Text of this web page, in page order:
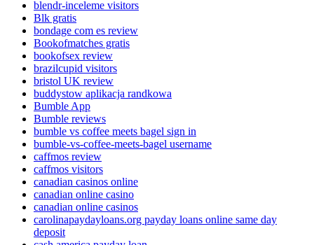
blendr-inceleme visitors
Blk gratis
bondage com es review
Bookofmatches gratis
bookofsex review
brazilcupid visitors
bristol UK review
buddystow aplikacja randkowa
Bumble App
Bumble reviews
bumble vs coffee meets bagel sign in
bumble-vs-coffee-meets-bagel username
caffmos review
caffmos visitors
canadian casinos online
canadian online casino
canadian online casinos
carolinapaydayloans.org payday loans online same day
deposit